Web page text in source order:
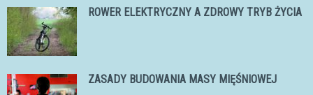
ROWER ELEKTRYCZNY A ZDROWY TRYB ŻYCIA
ZASADY BUDOWANIA MASY MIĘŚNIOWEJ